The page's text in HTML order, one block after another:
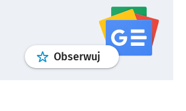
Obserwuj profilgoogle news